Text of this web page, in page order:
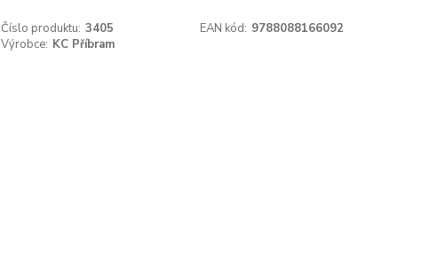
Číslo produktu: 3405 EAN kód: 9788088166092
Výrobce: KC Příbram